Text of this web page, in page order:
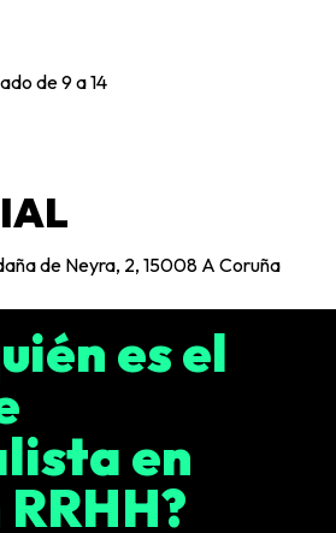
de 9 a 14
de Neyra, 2, 15008 A Coruña
es el
en